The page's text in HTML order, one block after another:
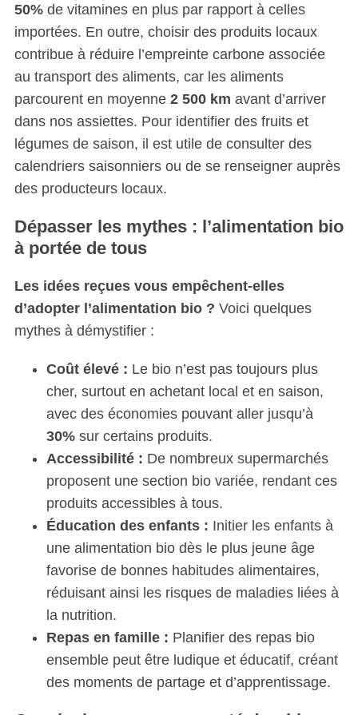
50%de vitamines en plus par rapport à celles
importées. En outre, choisir des produits locaux
contribue à réduire l’empreinte carbone associée
au transport des aliments, car les aliments
parcourent en moyenne 2 500 km avant d’arriver
dans nos assiettes. Pour identifier des fruits et
légumes de saison, il est utile de consulter des
calendriers saisonniers ou de se renseigner auprès
des producteurs locaux.
Dépasser les mythes : l’alimentation bio
à portée de tous
Les idées reçues vous empêchent-elles
d’adopter l’alimentation bio ? Voici quelques
mythes à démystifier :
Coût élevé : Le bio n’est pas toujours plus
cher, surtout en achetant local et en saison,
avec des économies pouvant aller jusqu’à
30%sur certains produits.
Accessibilité : De nombreux supermarchés
proposent une section bio variée, rendant ces
produits accessibles à tous.
Éducation des enfants : Initier les enfants à
une alimentation bio dès le plus jeune âge
favorise de bonnes habitudes alimentaires,
réduisant ainsi les risques de maladies liées à
la nutrition.
Repas en famille : Planifier des repas bio
ensemble peut être ludique et éducatif, créant
des moments de partage et d’apprentissage.